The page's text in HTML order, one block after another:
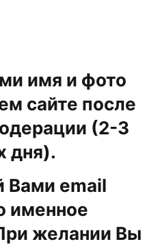
имя и фото
сайте после
(2-3
дня).
Вами email
именное
желании Вы